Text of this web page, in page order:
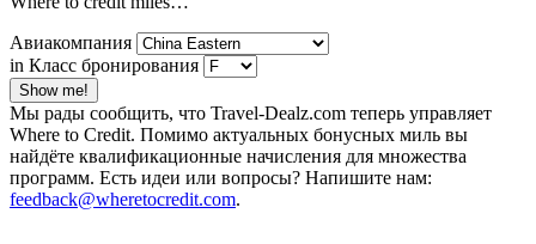
Авиакомпания
in Класс бронирования
Show me!
Мы рады сообщить, что Travel-Dealz.com теперь управляет
Where to Credit. Помимо актуальных бонусных миль вы
найдёте квалификационные начисления для множества
программ. Есть идеи или вопросы? Напишите нам:
feedback@wheretocredit.com.